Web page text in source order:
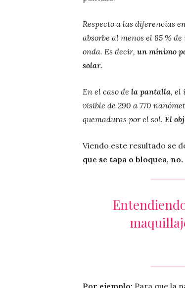
Respecto a las diferencias
absorbe al menos el 85 %
onda. Es decir, un mínimo
solar.
En el caso de la pantalla, el
visible de 290 a 770
quemaduras por el sol. El
Viendo este resultado se
que se tapa o bloquea, no.
Por ejemplo: Para que la